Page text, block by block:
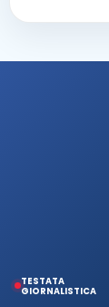
TESTATA
GIORNALISTICA